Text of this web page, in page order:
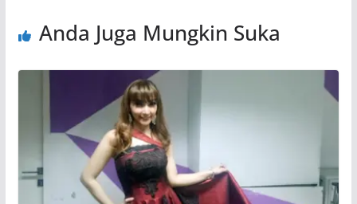
Anda Juga Mungkin Suka